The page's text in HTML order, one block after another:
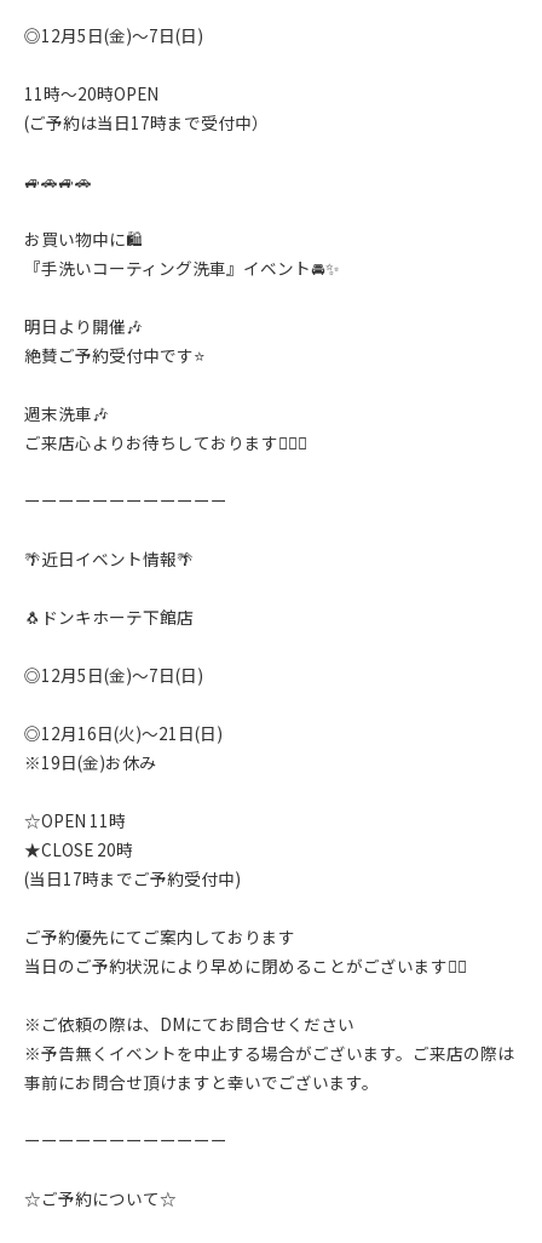
◎12月5日(金)〜7日(日)
11時〜20時OPEN
(ご予約は当日17時まで受付中）
🚙🚗🚙🚗
お買い物中に🛍
『手洗いコーティング洗車』イベント🚘✨️
明日より開催🎶
絶賛ご予約受付中です⭐️
週末洗車🎶
ご来店心よりお待ちしております🙇‍♂️✨️
ーーーーーーーーーーーー
🌴近日イベント情報🌴
🐧ドンキホーテ下館店
◎12月5日(金)〜7日(日)
◎12月16日(火)〜21日(日)
※19日(金)お休み
☆OPEN 11時
★CLOSE 20時
(当日17時までご予約受付中)
ご予約優先にてご案内しております
当日のご予約状況により早めに閉めることがございます🙇‍♂️
※ご依頼の際は、DMにてお問合せください
※予告無くイベントを中止する場合がございます。ご来店の際は
事前にお問合せ頂けますと幸いでございます。
ーーーーーーーーーーーー
☆ご予約について☆